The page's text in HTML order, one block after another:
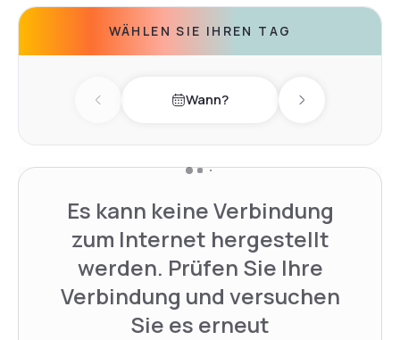
WÄHLEN SIE IHREN TAG
Previous day Wann? Next day
Es kann keine Verbindung
zum Internet hergestellt
werden. Prüfen Sie Ihre
Verbindung und versuchen
Sie es erneut